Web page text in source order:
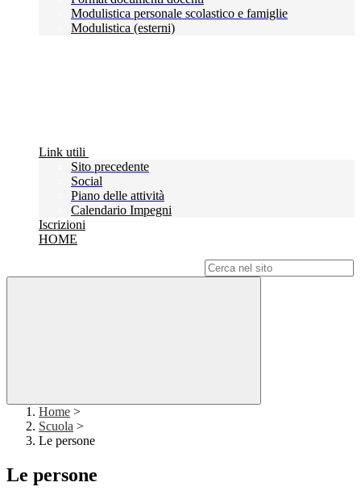
Modulistica personale scolastico e famiglie
Modulistica (esterni)
Link utili
Sito precedente
Social
Piano delle attività
Calendario Impegni
Iscrizioni
HOME
Home >
Scuola >
Le persone
Le persone